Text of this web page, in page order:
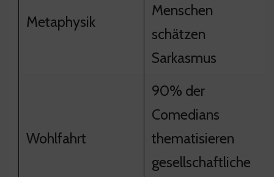
Metaphysik
Menschen
schätzen
Sarkasmus
Wohlfahrt
90% der
Comedians
thematisieren
gesellschaftliche